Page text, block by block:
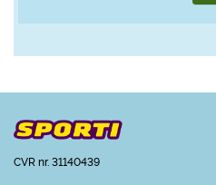
CVR nr. 31140439